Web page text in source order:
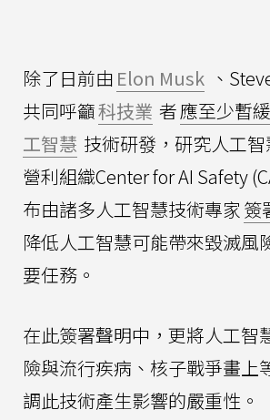
除了日前由 Elon Musk 、
共同呼籲科技業 者應至少暫
工智慧 技術研發，研究人工
營利組織Center for AI Safety
布由諸多人工智慧技術專家 簽
降低人工智慧可能帶來毀滅風
要任務。
在此簽署聲明中，更將人工智
險與流行疾病、核子戰爭畫上
調此技術產生影響的嚴重性。